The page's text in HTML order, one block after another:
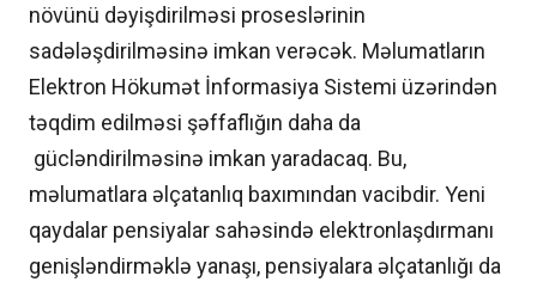
növünü dəyişdirilməsi proseslərinin
sadələşdirilməsinə imkan verəcək. Məlumatların
Elektron Hökumət İnformasiya Sistemi üzərindən
təqdim edilməsi şəffaflığın daha da
gücləndirilməsinə imkan yaradacaq. Bu,
məlumatlara əlçatanlıq baxımından vacibdir. Yeni
qaydalar pensiyalar sahəsində elektronlaşdırmanı
genişləndirməklə yanaşı, pensiyalara əlçatanlığı da